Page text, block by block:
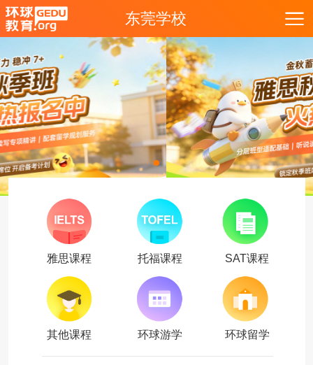
东莞学校
雅思课程 托福课程 SAT课程
其他课程 环球游学 环球留学